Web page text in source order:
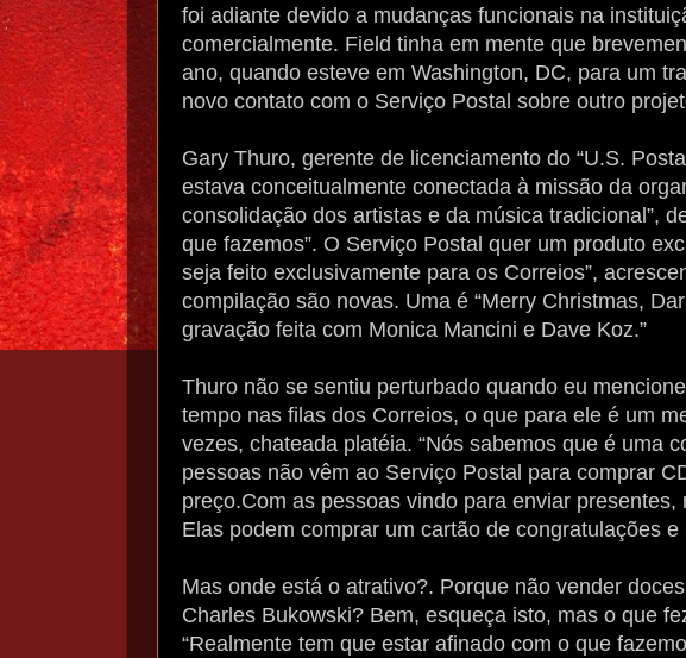
foi adiante devido a mudanças funcionais na
comercialmente. Field tinha em mente que
ano, quando esteve em Washington, DC, para um
novo contato com o Serviço Postal sobre outro
Gary Thuro, gerente de licenciamento do “U.S.
estava conceitualmente conectada à missão da
consolidação dos artistas e da música tradicional”,
que fazemos”. O Serviço Postal quer um produto
seja feito exclusivamente para os Correios”,
compilação são novas. Uma é “Merry Christmas,
gravação feita com Monica Mancini e Dave Koz.”
Thuro não se sentiu perturbado quando eu
tempo nas filas dos Correios, o que para ele é um
vezes, chateada platéia. “Nós sabemos que é uma
pessoas não vêm ao Serviço Postal para comprar
preço.Com as pessoas vindo para enviar
Elas podem comprar um cartão de congratulações e
Mas onde está o atrativo?. Porque não vender
Charles Bukowski? Bem, esqueça isto, mas o que
“Realmente tem que estar afinado com o que